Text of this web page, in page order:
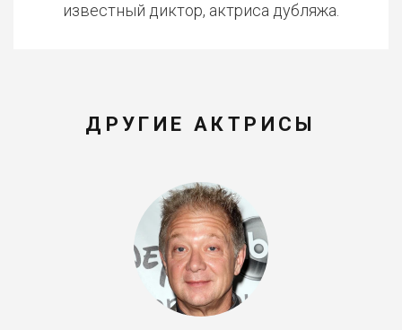
известный диктор, актриса дубляжа.
ДРУГИЕ АКТРИСЫ